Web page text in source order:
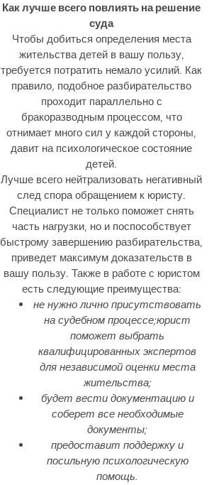
Как лучше всего повлиять на решение
суда
Чтобы добиться определения места
жительства детей в вашу пользу,
требуется потратить немало усилий. Как
правило, подобное разбирательство
проходит параллельно с
бракоразводным процессом, что
отнимает много сил у каждой стороны,
давит на психологическое состояние
детей.
Лучше всего нейтрализовать негативный
след спора обращением к юристу.
Специалист не только поможет снять
часть нагрузки, но и поспособствует
быстрому завершению разбирательства,
приведет максимум доказательств в
вашу пользу. Также в работе с юристом
есть следующие преимущества:
не нужно лично присутствовать
на судебном процессе;юрист
поможет выбрать
квалифицированных экспертов
для независимой оценки места
жительства;
будет вести документацию и
соберет все необходимые
документы;
предоставит поддержку и
посильную психологическую
помощь.